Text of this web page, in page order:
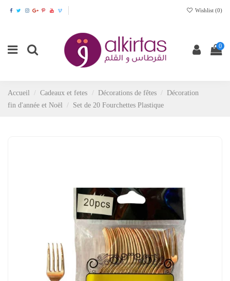
Wishlist (0)
0
Accueil Cadeaux et fetes Décorations de fêtes
Décoration
fin d'année et Noël
Set de 20 Fourchettes Plastique